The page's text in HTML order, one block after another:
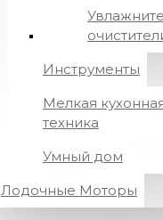
Инструменты
Мелкая
техника
Умный дом
Лодочные Моторы